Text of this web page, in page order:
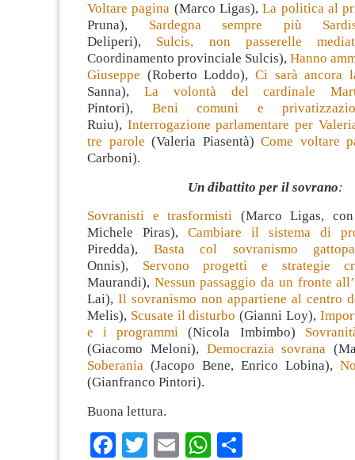
Voltare pagina (Marco Ligas),La politica al
Pruna), Sardegna sempre più
Deliperi), Sulcis, non passerelle
Coordinamento provinciale Sulcis), Hanno
Giuseppe (Roberto Loddo), Ci sarà ancora
Sanna), La volontà del cardinale
Pintori), Beni comuni e
Ruiu), Interrogazione parlamentare per
tre parole(Valeria Piasentà)Come voltare
Carboni).
Un dibattito per il sovrano:
Sovranisti e trasformisti (Marco Ligas,
Michele Piras), Cambiare il sistema di
Piredda), Basta col sovranismo
Onnis), Servono progetti e strategie
Maurandi), Nessun passaggio da un fronte
Lai), Il sovranismo non appartiene al centro
Melis), Scusate il disturbo (Gianni Loy),
e i programmi (Nicola Imbimbo)
(Giacomo Meloni), Democrazia sovrana
Soberania (Jacopo Bene, Enrico Lobina),
(Gianfranco Pintori).
Buona lettura.
Facebook
Twitter
EmailWhatsApp